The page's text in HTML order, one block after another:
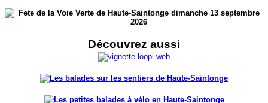
Découvrez aussi